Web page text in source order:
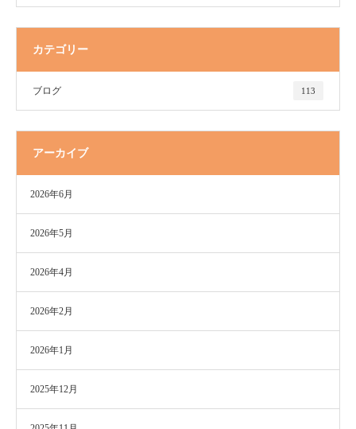
カテゴリー
ブログ 113
アーカイブ
2026年6月
2026年5月
2026年4月
2026年2月
2026年1月
2025年12月